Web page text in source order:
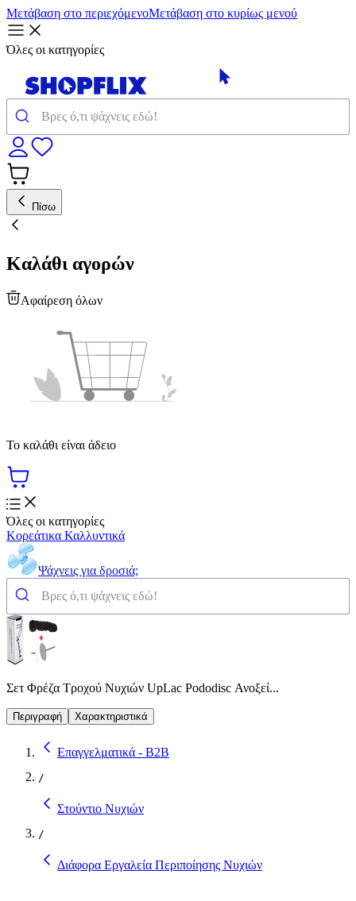
Μετάβαση στο περιεχόμενοΜετάβαση στο κυρίως μενού
Όλες οι κατηγορίες
Πίσω
Καλάθι αγορών
Αφαίρεση όλων
Το καλάθι είναι άδειο
Όλες οι κατηγορίες
Κορεάτικα Καλλυντικά
Ψάχνεις για δροσιά;
Σετ Φρέζα Τροχού Νυχιών UpLac Pododisc Ανοξεί...
Περιγραφή Χαρακτηριστικά
Επαγγελματικά - B2B
/
Στούντιο Νυχιών
/
Διάφορα Εργαλεία Περιποίησης Νυχιών